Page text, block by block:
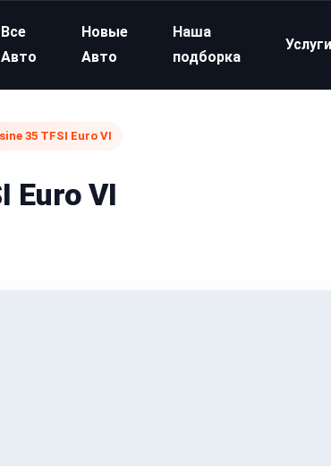
Все
Авто
Новые
Авто
Наша
подборка
Услуги
35 TFSI Euro VI
Euro VI